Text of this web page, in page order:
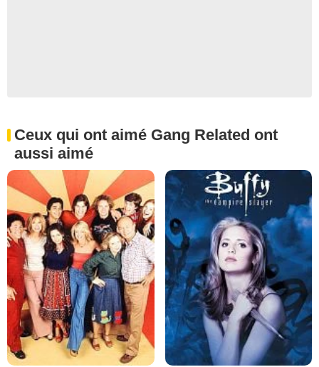
Ceux qui ont aimé Gang Related ont
aussi aimé